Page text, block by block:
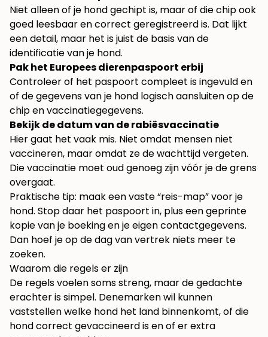
Niet alleen of je hond gechipt is, maar of die chip ook
goed leesbaar en correct geregistreerd is. Dat lijkt
een detail, maar het is juist de basis van de
identificatie van je hond.
Pak het Europees dierenpaspoort erbij
Controleer of het paspoort compleet is ingevuld en
of de gegevens van je hond logisch aansluiten op de
chip en vaccinatiegegevens.
Bekijk de datum van de rabiësvaccinatie
Hier gaat het vaak mis. Niet omdat mensen niet
vaccineren, maar omdat ze de wachttijd vergeten.
Die vaccinatie moet oud genoeg zijn vóór je de grens
overgaat.
Praktische tip: maak een vaste “reis-map” voor je
hond. Stop daar het paspoort in, plus een geprinte
kopie van je boeking en je eigen contactgegevens.
Dan hoef je op de dag van vertrek niets meer te
zoeken.
Waarom die regels er zijn
De regels voelen soms streng, maar de gedachte
erachter is simpel. Denemarken wil kunnen
vaststellen welke hond het land binnenkomt, of die
hond correct gevaccineerd is en of er extra